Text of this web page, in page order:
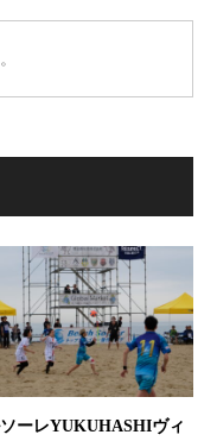
ソーレYUKUHASHIヴィ